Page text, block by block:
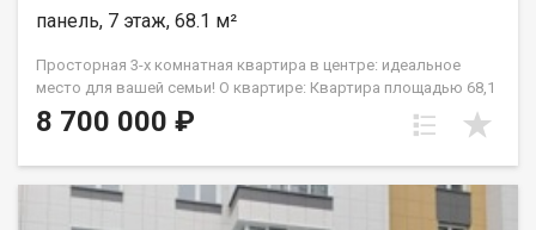
панель, 7 этаж, 68.1 м²
Просторная 3-х комнатная квартира в центре: идеальное
место для вашей семьи! О квартире: Квартира площадью 68,1
кв. м. 3 изолированные комнаты. Окна выходят во двор и на
улицу. Вся мебель и техника остаются по договоренности.
комфорт в любую жару. Новый кухонный гарнитур, газовая
плита, электрический духовой шкаф. Продуманная система
8 700 000 ₽